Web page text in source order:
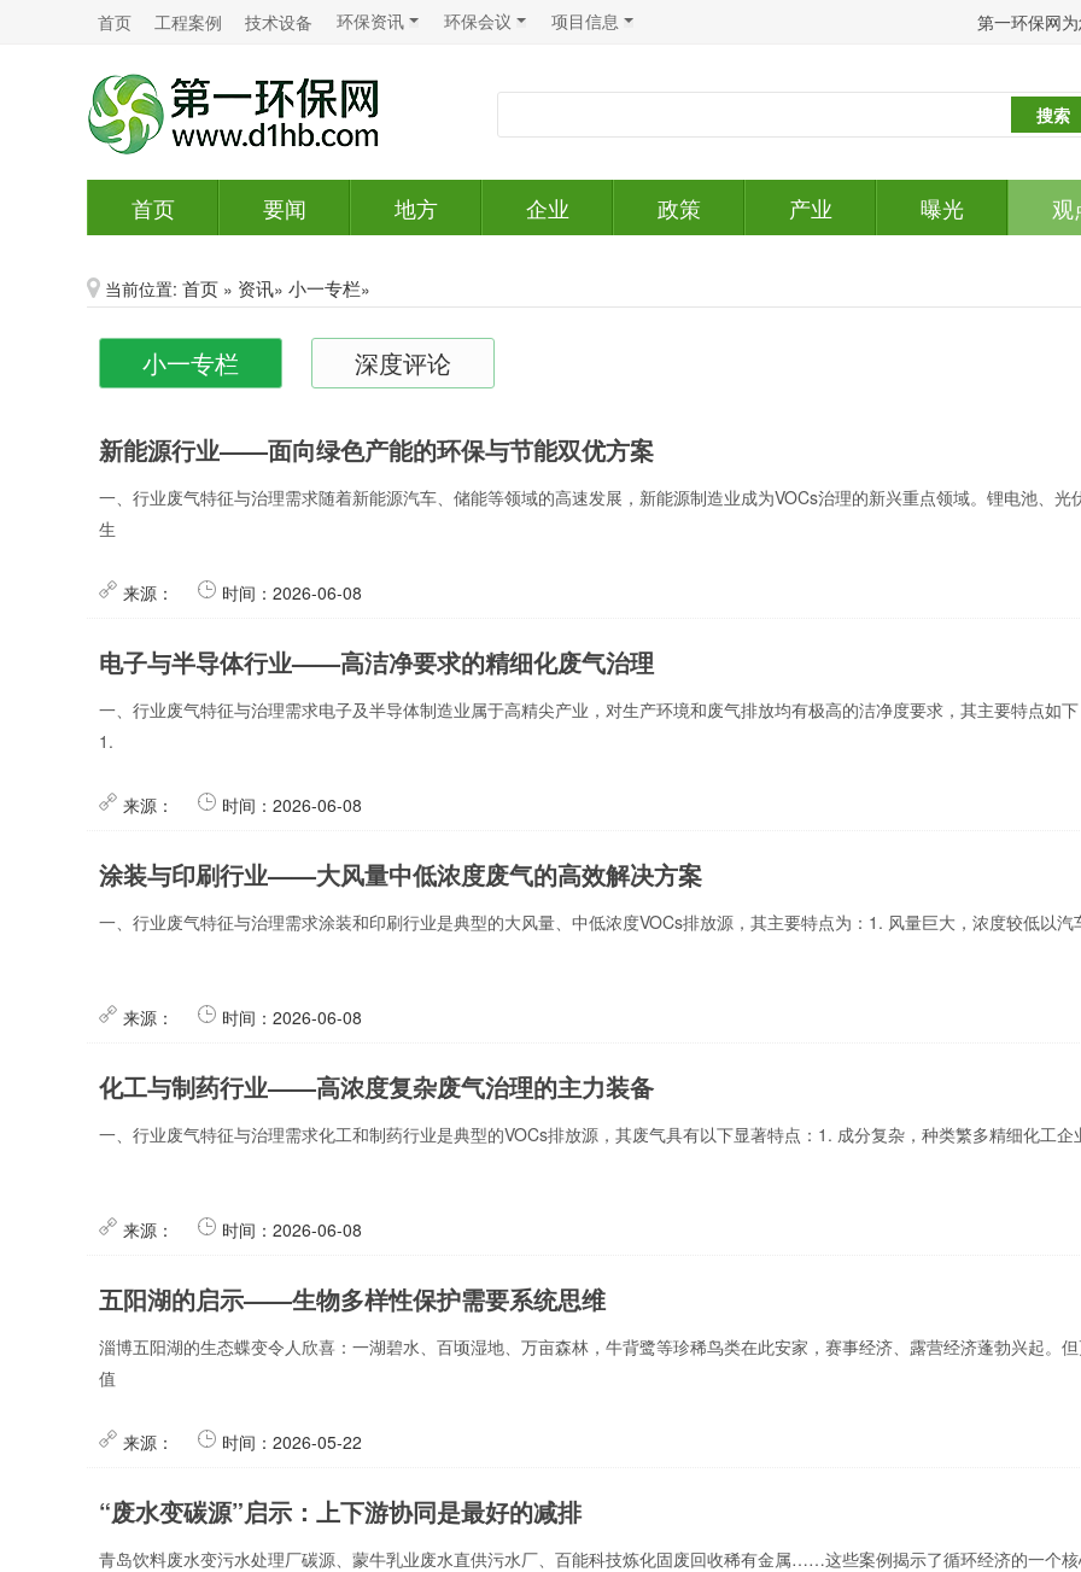
首页 工程案例 技术设备 环保资讯 环保会议 项目信息 第一环保网
搜索
首页 要闻 地方 企业 政策 产业 曝光 观
当前位置: 首页 » 资讯» 小一专栏»
小一专栏 深度评论
新能源行业——面向绿色产能的环保与节能双优方案
一、行业废气特征与治理需求随着新能源汽车、储能等领域的高速发展，新能源制造业成为VOCs治理的新兴重点领域。锂电池、光
生
来源： 时间：2026-06-08
电子与半导体行业——高洁净要求的精细化废气治理
一、行业废气特征与治理需求电子及半导体制造业属于高精尖产业，对生产环境和废气排放均有极高的洁净度要求，其主要特点如
1.
来源： 时间：2026-06-08
涂装与印刷行业——大风量中低浓度废气的高效解决方案
一、行业废气特征与治理需求涂装和印刷行业是典型的大风量、中低浓度VOCs排放源，其主要特点为：1. 风量巨大，浓度较低以汽
来源： 时间：2026-06-08
化工与制药行业——高浓度复杂废气治理的主力装备
一、行业废气特征与治理需求化工和制药行业是典型的VOCs排放源，其废气具有以下显著特点：1. 成分复杂，种类繁多精细化工企
来源： 时间：2026-06-08
五阳湖的启示——生物多样性保护需要系统思维
淄博五阳湖的生态蝶变令人欣喜：一湖碧水、百顷湿地、万亩森林，牛背鹭等珍稀鸟类在此安家，赛事经济、露营经济蓬勃兴起。
值
来源： 时间：2026-05-22
“废水变碳源”启示：上下游协同是最好的减排
青岛饮料废水变污水处理厂碳源、蒙牛乳业废水直供污水厂、百能科技炼化固废回收稀有金属……这些案例揭示了循环经济的一个